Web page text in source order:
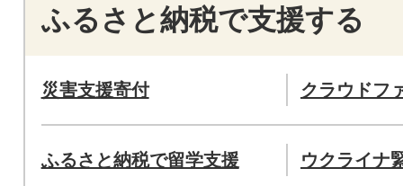
ふるさと納税で支援する
災害支援寄付 クラウドフ
ふるさと納税で留学支援 ウクライナ